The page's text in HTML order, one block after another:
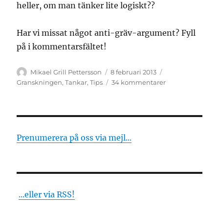
heller, om man tänker lite logiskt??
Har vi missat något anti-gräv-argument? Fyll
på i kommentarsfältet!
Författare
Mikael Grill Pettersson
Publicerat
den
8 februari 2013
Granskningen,Tankar,Tips 34 kommentarertill
Prenumerera på oss via mejl...
...eller via RSS!